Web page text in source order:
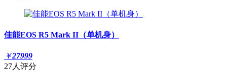
佳能EOS R5 Mark II（单机身）
￥27999
27人评分